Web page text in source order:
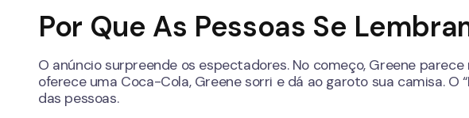
Por Que As Pessoas Se
O anúncio surpreende os espectadores. No começo, Greene
oferece uma Coca-Cola, Greene sorri e dá ao garoto sua camisa. O
das pessoas.